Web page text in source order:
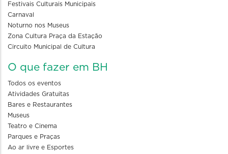
Festivais Culturais Municipais
Carnaval
Noturno nos Museus
Zona Cultura Praça da Estação
Circuito Municipal de Cultura
O que fazer em BH
Todos os eventos
Atividades Gratuitas
Bares e Restaurantes
Museus
Teatro e Cinema
Parques e Praças
Ao ar livre e Esportes